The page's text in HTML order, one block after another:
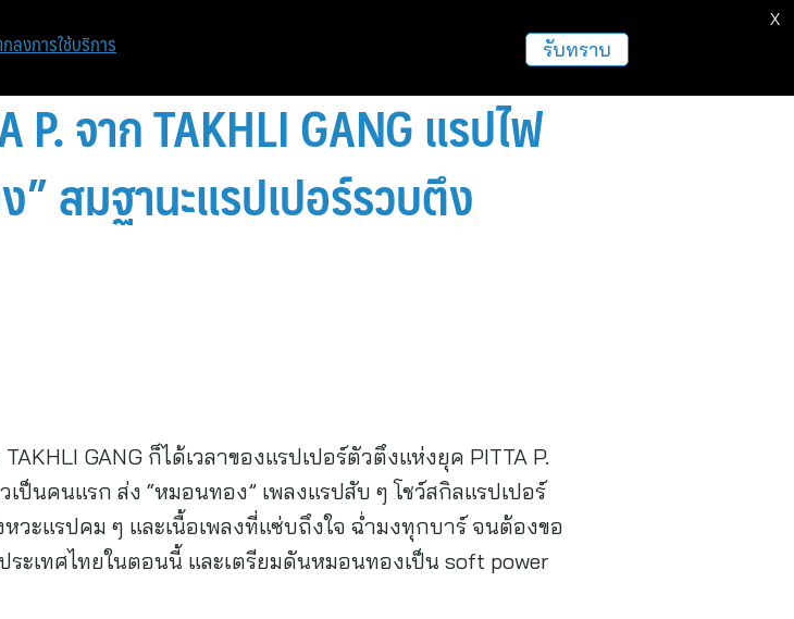
ท่องเที่ยว ฝากข่าวประชาสัมพันธ์
จาก TAKHLI GANG แรปไฟ
สมฐานะแรปเปอร์รวบตึง
GANG ก็ได้เวลาของแรปเปอร์ตัวตึงแห่งยุค PITTA P.
นคนแรก ส่ง “หมอนทอง” เพลงแรปสับ ๆ โชว์สกิลแรปเปอร์
ะแรปคม ๆ และเนื้อเพลงที่แซ่บถึงใจ ฉ่ำมงทุกบาร์ จนต้องขอ
ะเทศไทยในตอนนี้ และเตรียมดันหมอนทองเป็น soft power
ลงการใช้บริการ รับทราบ
X